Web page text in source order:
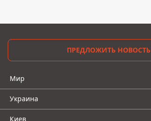
ПРЕДЛОЖИТЬ НОВОСТЬ
Мир
Украина
Киев